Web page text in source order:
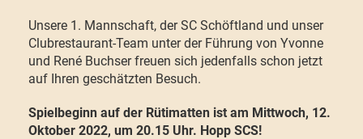
Unsere 1. Mannschaft, der SC Schöftland und unser
Clubrestaurant-Team unter der Führung von Yvonne
und René Buchser freuen sich jedenfalls schon jetzt
auf Ihren geschätzten Besuch.
Spielbeginn auf der Rütimatten ist am Mittwoch, 12.
Oktober 2022, um 20.15 Uhr. Hopp SCS!